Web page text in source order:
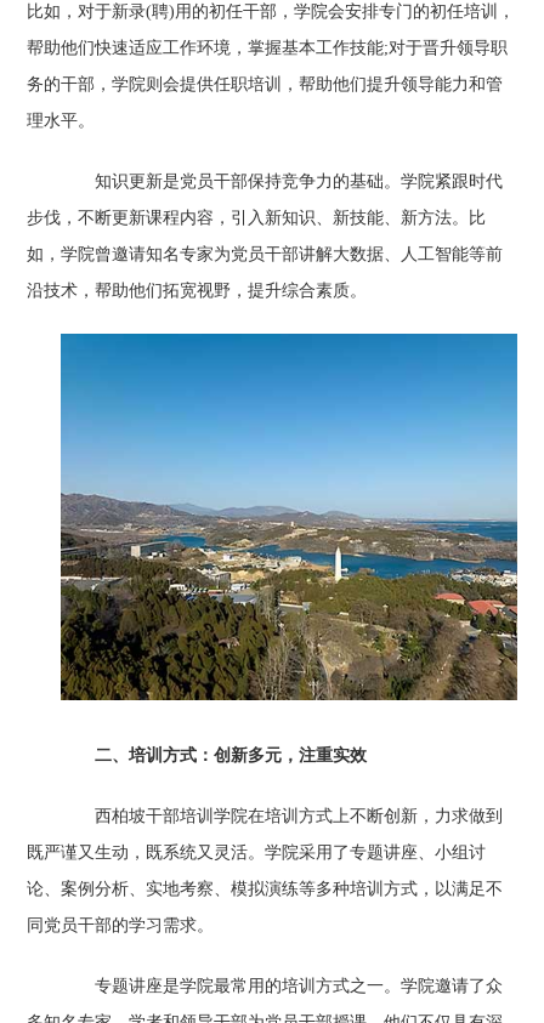
比如，对于新录(聘)用的初任干部，学院会安排专门的初任培训，
帮助他们快速适应工作环境，掌握基本工作技能;对于晋升领导职
务的干部，学院则会提供任职培训，帮助他们提升领导能力和管
理水平。
知识更新是党员干部保持竞争力的基础。学院紧跟时代
步伐，不断更新课程内容，引入新知识、新技能、新方法。比
如，学院曾邀请知名专家为党员干部讲解大数据、人工智能等前
沿技术，帮助他们拓宽视野，提升综合素质。
二、培训方式：创新多元，注重实效
西柏坡干部培训学院在培训方式上不断创新，力求做到
既严谨又生动，既系统又灵活。学院采用了专题讲座、小组讨
论、案例分析、实地考察、模拟演练等多种培训方式，以满足不
同党员干部的学习需求。
专题讲座是学院最常用的培训方式之一。学院邀请了众